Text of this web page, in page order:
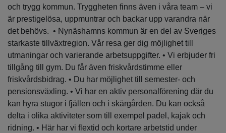
och trygg kommun. Tryggheten finns även i våra team – vi
är prestigelösa, uppmuntrar och backar upp varandra när
det behövs. • Nynäshamns kommun är en del av Sveriges
starkaste tillväxtregion. Vår resa ger dig möjlighet till
utmaningar och varierande arbetsuppgifter. • Vi erbjuder fri
tillgång till gym. Du får även friskvårdstimme eller
friskvårdsbidrag. • Du har möjlighet till semester- och
pensionsväxling. • Vi har en aktiv personalförening där du
kan hyra stugor i fjällen och i skärgården. Du kan också
delta i olika aktiviteter som till exempel padel, kajak och
ridning. • Här har vi flextid och kortare arbetstid under